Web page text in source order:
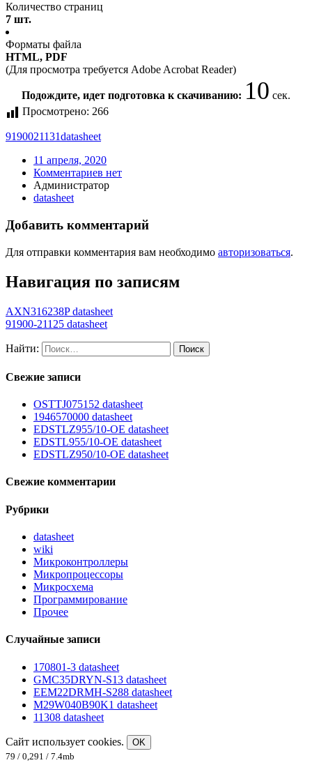
Количество страниц
7 шт.
Форматы файла
HTML, PDF
(Для просмотра требуется Adobe Acrobat Reader)
Подождите, идет подготовка к скачиванию: 10 сек.
Просмотрено: 266
9190021131datasheet
11 апреля, 2020
Комментариев нет
Администратор
datasheet
Добавить комментарий
Для отправки комментария вам необходимо авторизоваться.
Навигация по записям
AXN316238P datasheet
91900-21125 datasheet
Найти:
Свежие записи
OSTTJ075152 datasheet
1946570000 datasheet
EDSTLZ955/10-OE datasheet
EDSTL955/10-OE datasheet
EDSTLZ950/10-OE datasheet
Свежие комментарии
Рубрики
datasheet
wiki
Микроконтроллеры
Микропроцессоры
Микросхема
Программирование
Прочее
Случайные записи
170801-3 datasheet
GMC35DRYN-S13 datasheet
EEM22DRMH-S288 datasheet
M29W040B90K1 datasheet
11308 datasheet
Сайт использует cookies.
OK
79 / 0,291 / 7.4mb